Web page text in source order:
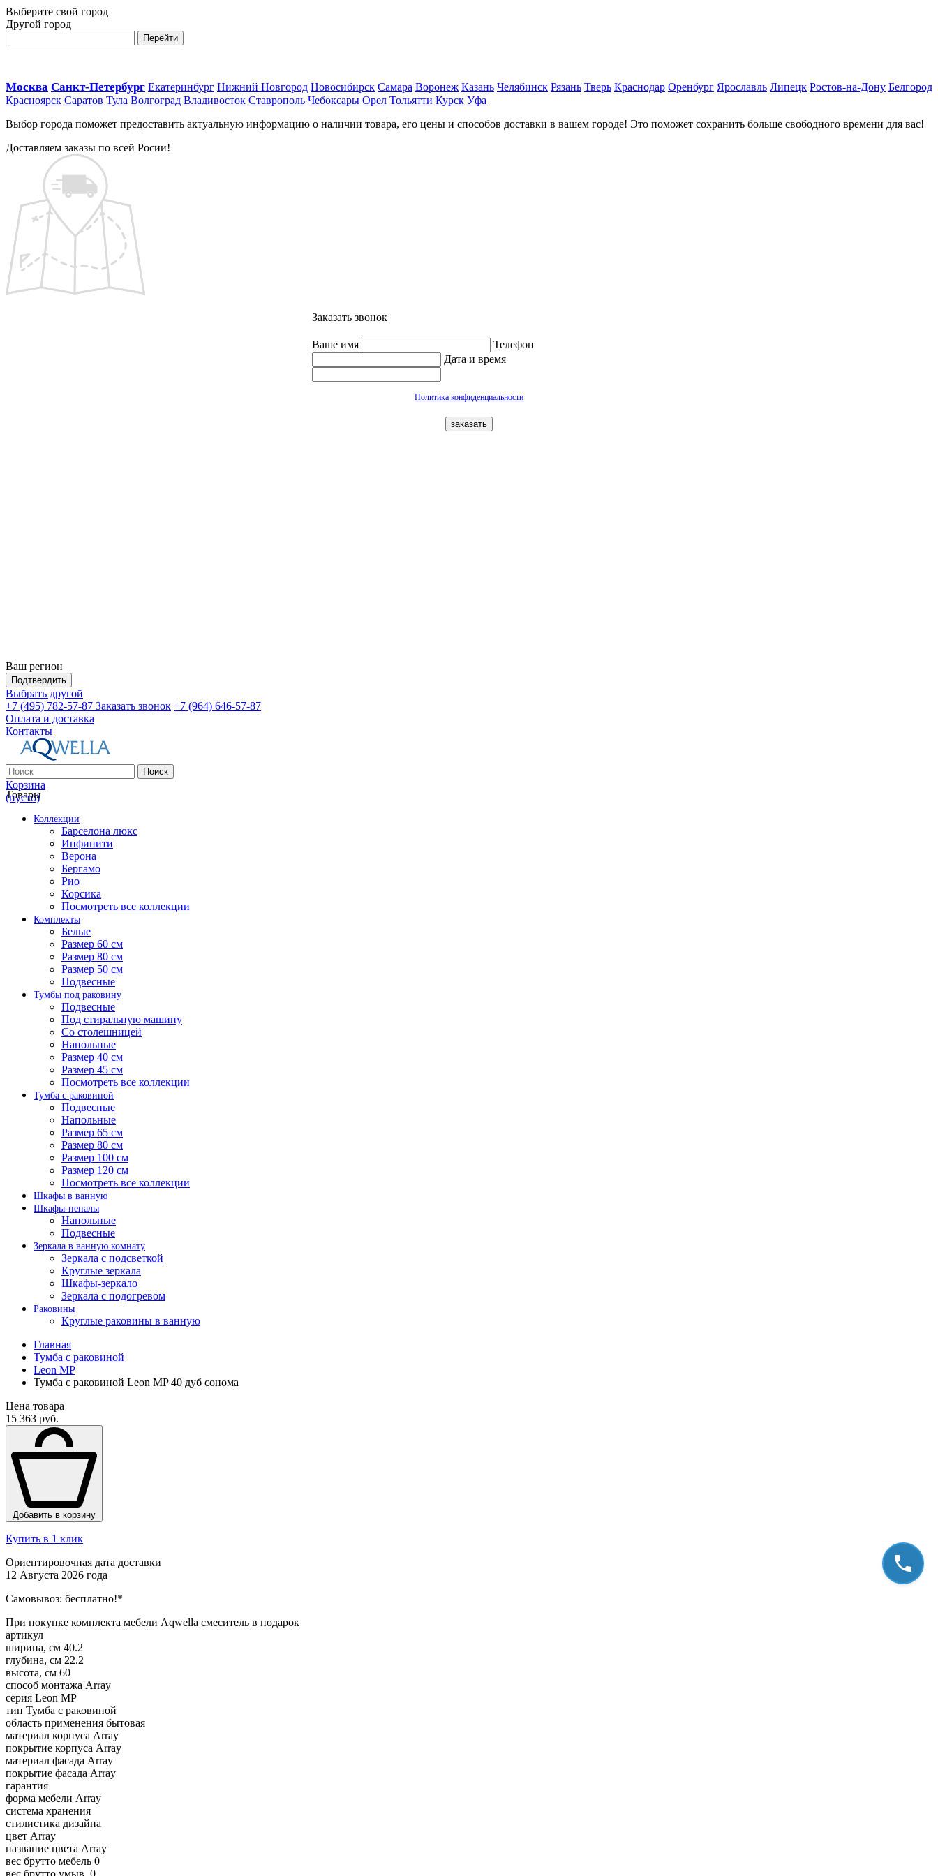
Выберите свой город
Другой город
Перейти
Москва Санкт-Петербург Екатеринбург Нижний Новгород Новосибирск Самара Воронеж Казань Челябинск Рязань Тверь Краснодар Оренбург Ярославль Липецк Ростов-на-Дону Белгород
Красноярск Саратов Тула Волгоград Владивосток Ставрополь Чебоксары Орел Тольятти Курск Уфа
Выбор города поможет предоставить актуальную информацию о наличии товара, его цены и способов доставки в вашем городе! Это поможет сохранить больше свободного времени для вас!
Доставляем заказы по всей Росии!
Заказать звонок
Ваше имя
Телефон
Дата и время
Политика конфиденциальности
заказать
Ваш регион
Подтвердить
Выбрать другой
+7 (495) 782-57-87 Заказать звонок +7 (964) 646-57-87
Оплата и доставка
Контакты
Поиск
Корзина
(пусто)
Товары
Коллекции
Барселона люкс
Инфинити
Верона
Бергамо
Рио
Корсика
Посмотреть все коллекции
Комплекты
Белые
Размер 60 см
Размер 80 см
Размер 50 см
Подвесные
Тумбы под раковину
Подвесные
Под стиральную машину
Со столешницей
Напольные
Размер 40 см
Размер 45 см
Посмотреть все коллекции
Тумба с раковиной
Подвесные
Напольные
Размер 65 см
Размер 80 см
Размер 100 см
Размер 120 см
Посмотреть все коллекции
Шкафы в ванную
Шкафы-пеналы
Напольные
Подвесные
Зеркала в ванную комнату
Зеркала с подсветкой
Круглые зеркала
Шкафы-зеркало
Зеркала с подогревом
Раковины
Круглые раковины в ванную
Главная
Тумба с раковиной
Leon MP
Тумба с раковиной Leon MP 40 дуб сонома
Цена товара
15 363 руб.
Добавить в корзину
Купить в 1 клик
Ориентировочная дата доставки
12 Августа 2026 года
Самовывоз: бесплатно!*
При покупке комплекта мебели Aqwella смеситель в подарок
артикул
ширина, см 40.2
глубина, см 22.2
высота, см 60
способ монтажа Array
серия Leon MP
тип Тумба с раковиной
область применения бытовая
материал корпуса Array
покрытие корпуса Array
материал фасада Array
покрытие фасада Array
гарантия
форма мебели Array
система хранения
стилистика дизайна
цвет Array
название цвета Array
вес брутто мебель 0
вес брутто умыв. 0